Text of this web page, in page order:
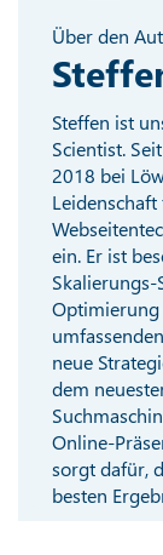
Über den
Steffen ist
Scientist.
2018 bei
ein. Er ist
Skalierungs-
Optimierung
neue
dem
Online-
sorgt dafür,
besten